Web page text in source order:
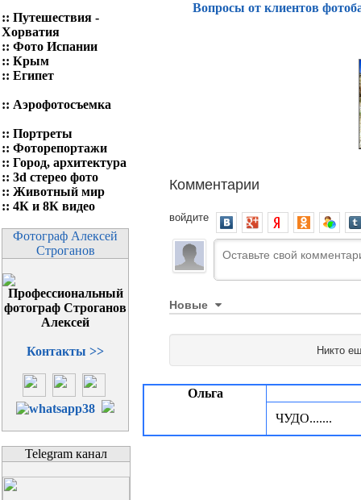
:: Путешествия -
Хорватия
:: Фото Испании
:: Крым
:: Египет
:: Аэрофотосъемка
:: Портреты
:: Фоторепортажи
:: Город, архитектура
:: 3d стерео фото
:: Животный мир
:: 4К и 8К видео
Фотограф Алексей
Строганов
Контакты >>
Telegram канал
Вопросы от клиентов
Комментарии
войдите
Новые
Никто
Ольга
ЧУДО.......